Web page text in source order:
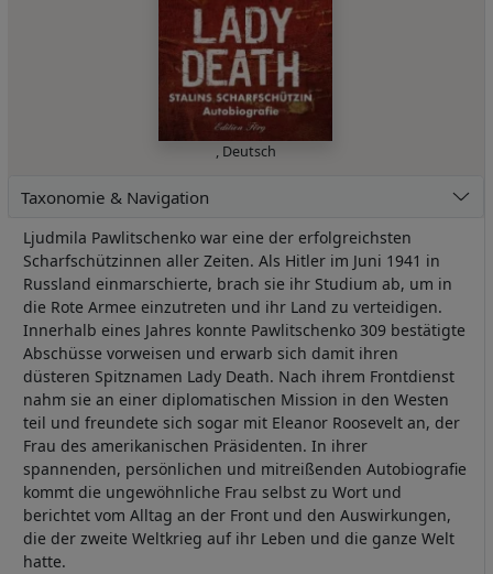
, Deutsch
Taxonomie & Navigation
Ljudmila Pawlitschenko war eine der erfolgreichsten
Scharfschützinnen aller Zeiten. Als Hitler im Juni 1941 in
Russland einmarschierte, brach sie ihr Studium ab, um in
die Rote Armee einzutreten und ihr Land zu verteidigen.
Innerhalb eines Jahres konnte Pawlitschenko 309 bestätigte
Abschüsse vorweisen und erwarb sich damit ihren
düsteren Spitznamen Lady Death. Nach ihrem Frontdienst
nahm sie an einer diplomatischen Mission in den Westen
teil und freundete sich sogar mit Eleanor Roosevelt an, der
Frau des amerikanischen Präsidenten. In ihrer
spannenden, persönlichen und mitreißenden Autobiografie
kommt die ungewöhnliche Frau selbst zu Wort und
berichtet vom Alltag an der Front und den Auswirkungen,
die der zweite Weltkrieg auf ihr Leben und die ganze Welt
hatte.